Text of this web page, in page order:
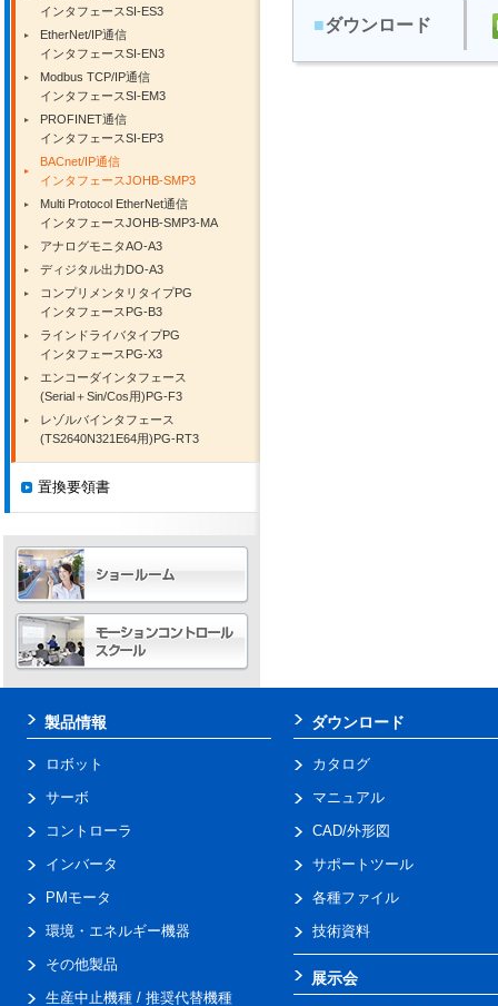
■ダウンロード
インタフェースSI-ES3
EtherNet/IP通信
インタフェースSI-EN3
Modbus TCP/IP通信
インタフェースSI-EM3
PROFINET通信
インタフェースSI-EP3
BACnet/IP通信
インタフェースJOHB-SMP3
Multi Protocol EtherNet通信
インタフェースJOHB-SMP3-MA
アナログモニタAO-A3
ディジタル出力DO-A3
コンプリメンタリタイプPG
インタフェースPG-B3
ラインドライバタイプPG
インタフェースPG-X3
エンコーダインタフェース
(Serial＋Sin/Cos用)PG-F3
レゾルバインタフェース
(TS2640N321E64用)PG-RT3
置換要領書
製品情報
ロボット
サーボ
コントローラ
インバータ
PMモータ
環境・エネルギー機器
その他製品
生産中止機種 / 推奨代替機種
ダウンロード
カタログ
マニュアル
CAD/外形図
サポートツール
各種ファイル
技術資料
展示会